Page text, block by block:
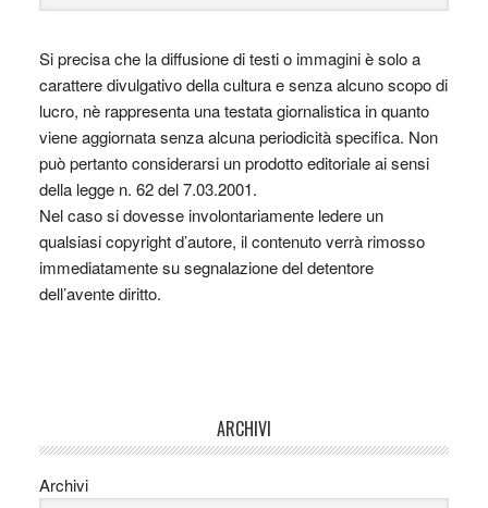
Si precisa che la diffusione di testi o immagini è solo a
carattere divulgativo della cultura e senza alcuno scopo di
lucro, nè rappresenta una testata giornalistica in quanto
viene aggiornata senza alcuna periodicità specifica. Non
può pertanto considerarsi un prodotto editoriale ai sensi
della legge n. 62 del 7.03.2001.
Nel caso si dovesse involontariamente ledere un
qualsiasi copyright d’autore, il contenuto verrà rimosso
immediatamente su segnalazione del detentore
dell’avente diritto.
ARCHIVI
Archivi